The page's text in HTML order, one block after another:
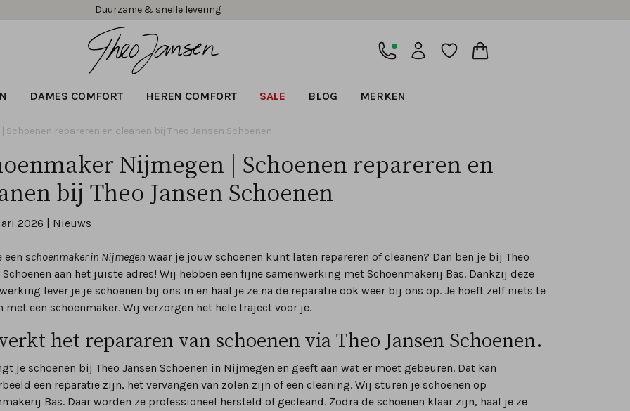
Gratis verzending vanaf € 99,95!
DAMES COMFORT HEREN COMFORT SALE BLOG MERKEN
Schoenen repareren en cleanen bij Theo Jansen Schoenen
Nijmegen | Schoenen repareren en
bij Theo Jansen Schoenen
2026 | Nieuws
een schoenmaker in Nijmegen waar je jouw schoenen kunt laten repareren of cleanen? Dan ben je bij Theo
Schoenen aan het juiste adres! Wij hebben een fijne samenwerking met Schoenmakerij Bas. Dankzij deze
lever je je schoenen bij ons in en haal je ze na de reparatie ook weer bij ons op. Je hoeft zelf niets te
met een schoenmaker. Wij verzorgen het hele traject voor je.
het repararen van schoenen via Theo Jansen Schoenen.
je schoenen bij Theo Jansen Schoenen in Nijmegen en geeft aan wat er moet gebeuren. Dat kan
een reparatie zijn, het vervangen van zolen zijn of een cleaning. Wij sturen je schoenen op
Bas. Daar worden ze professioneel hersteld of gecleand. Zodra de schoenen klaar zijn, haal je ze